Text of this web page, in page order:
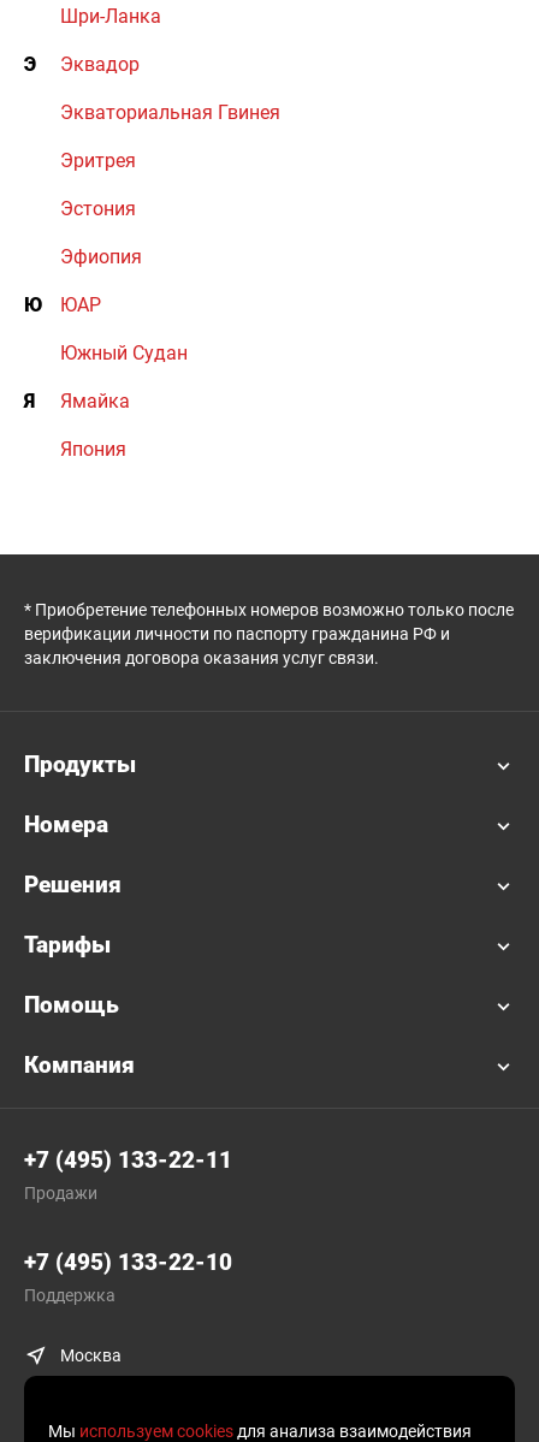
Шри-Ланка
Э Эквадор
Экваториальная Гвинея
Эритрея
Эстония
Эфиопия
Ю ЮАР
Южный Судан
Я Ямайка
Япония
* Приобретение телефонных номеров возможно только после
верификации личности по паспорту гражданина РФ и
заключения договора оказания услуг связи.
Продукты
Номера
Решения
Тарифы
Помощь
Компания
+7 (495) 133-22-11
Продажи
+7 (495) 133-22-10
Поддержка
Москва
Мы используем cookies для анализа взаимодействия